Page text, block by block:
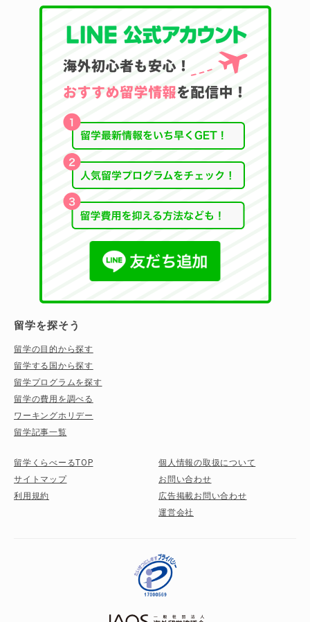
留学を探そう
留学の目的から探す
留学する国から探す
留学プログラムを探す
留学の費用を調べる
ワーキングホリデー
留学記事一覧
留学くらべーるTOP
サイトマップ
利用規約
個人情報の取扱について
お問い合わせ
広告掲載お問い合わせ
運営会社